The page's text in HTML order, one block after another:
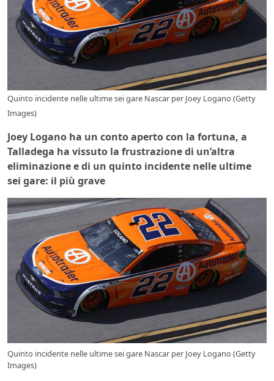
Quinto incidente nelle ultime sei gare Nascar per Joey Logano (Getty
Images)
Joey Logano ha un conto aperto con la fortuna, a
Talladega ha vissuto la frustrazione di un’altra
eliminazione e di un quinto incidente nelle ultime
sei gare: il più grave
Quinto incidente nelle ultime sei gare Nascar per Joey Logano (Getty
Images)